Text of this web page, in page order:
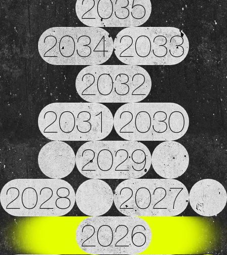
2035
2034 2033
2032
2031 2030
2029
2028
2027
2026